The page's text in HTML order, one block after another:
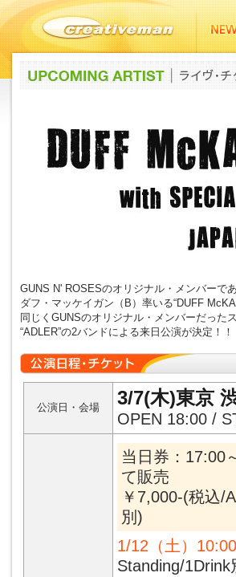
GUNS N' ROSESのオリジナル・メンバーで
ダフ・マッケイガン（B）率いる“DUFF
同じくGUNSのオリジナル・メンバーだった
“ADLER”の2バンドによる来日公演が決定！！
公演日・会場 3/7(木)東京
OPEN 18:00 /
当日券：17:00
て販売
￥7,000-(税込/
別)
1/12（土）
Standing/1Drink